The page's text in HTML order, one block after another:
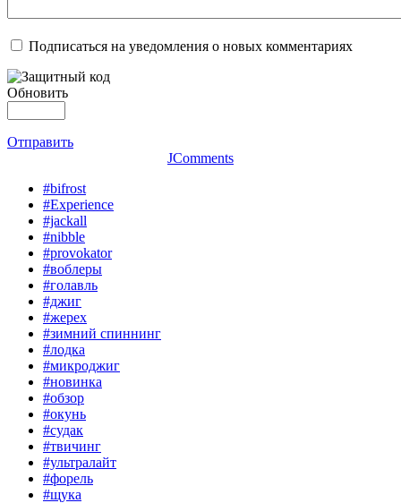
Подписаться на уведомления о новых комментариях
Обновить
Отправить
JComments
#bifrost
#Experience
#jackall
#nibble
#provokator
#воблеры
#голавль
#джиг
#жерех
#зимний спиннинг
#лодка
#микроджиг
#новинка
#обзор
#окунь
#судак
#твичинг
#ультралайт
#форель
#щука